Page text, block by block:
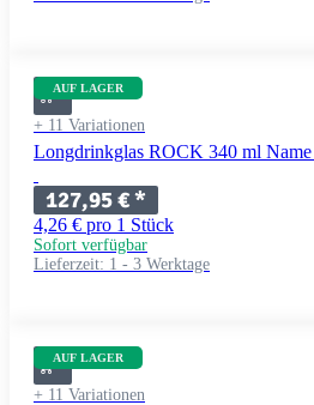
AUF LAGER
+ 11 Variationen
Longdrinkglas ROCK 340 ml
127,95 €*
4,26 € pro 1 Stück
Sofort verfügbar
Lieferzeit: 1 - 3 Werktage
AUF LAGER
+ 11 Variationen